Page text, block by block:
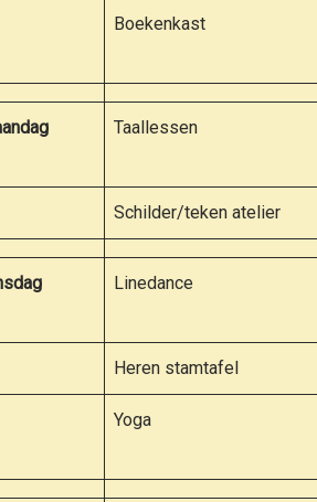
Boekenkast
Taallessen
Schilder/teken atelier
Linedance
Heren stamtafel
Yoga